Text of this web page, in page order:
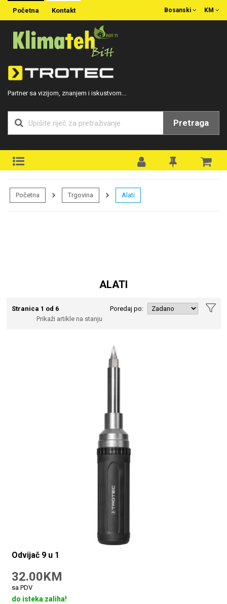
Početna Kontakt KM
Bosanski
Partner sa vizijom, znanjem i iskustvom...
Pretraga
Početna Trgovina Alati
ALATI
Stranica 1 od 6
Poredaj po:
Prikaži artikle na stanju
Odvijač 9 u 1
32.00KM
sa PDV
do isteka zaliha!